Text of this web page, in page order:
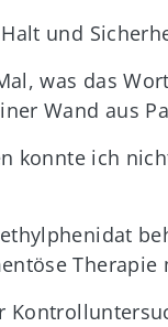
und
was das
Wand aus
konnte ich
Therapie